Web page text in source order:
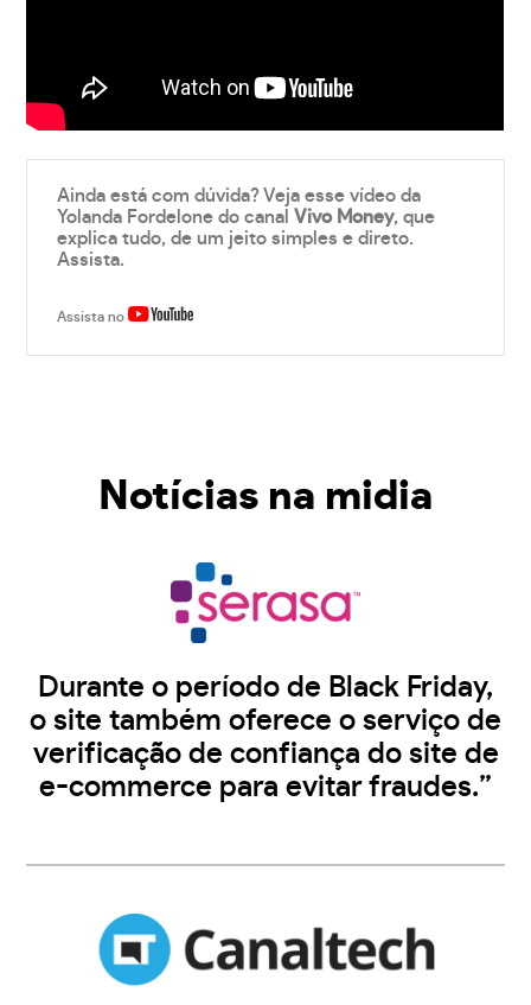
Ainda está com dúvida? Veja esse vídeo da
Yolanda Fordelone do canalVivo Money, que
explica tudo, de um jeito simples e direto.
Assista.
Assista no
Notícias na midia
Durante o período de Black Friday,
o site também oferece o serviço de
verificação de confiança do site de
e-commerce para evitar fraudes.”